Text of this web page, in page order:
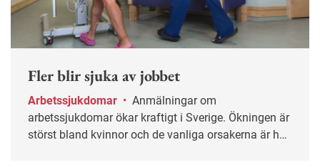
Fler blir sjuka av jobbet
Arbetssjukdomar •
arbetssjukdomar ökar kraftigt i Sverige. Ökningen är
störst bland kvinnor och de vanliga orsakerna är hög